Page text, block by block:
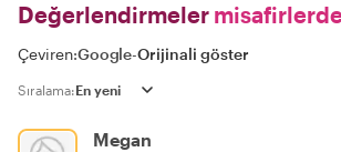
Değerlendirmeler
Çeviren:Google-Orijinali göster
Sıralama:
Megan